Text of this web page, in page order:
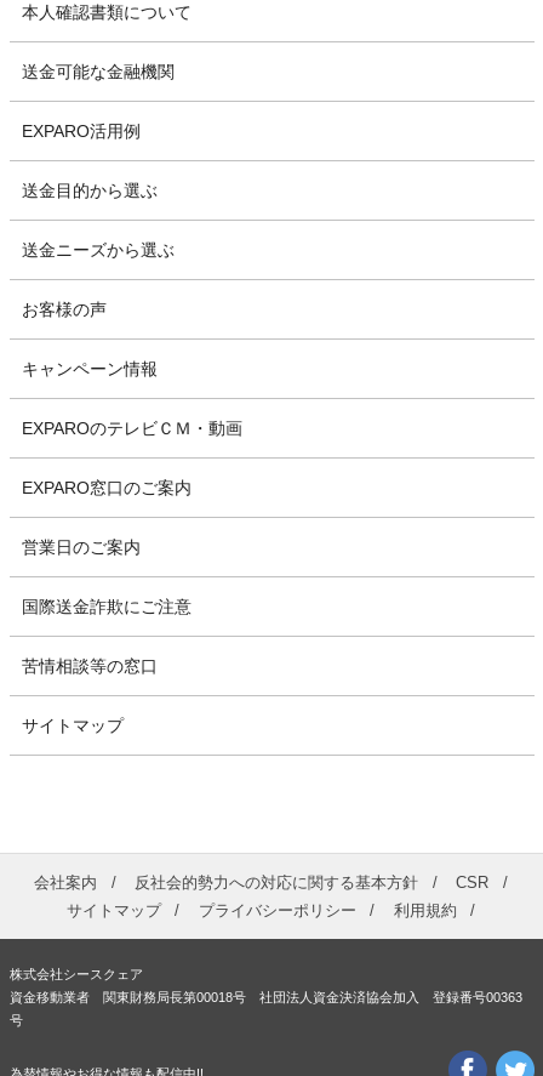
本人確認書類について
送金可能な金融機関
EXPARO活用例
送金目的から選ぶ
送金ニーズから選ぶ
お客様の声
キャンペーン情報
EXPAROのテレビＣＭ・動画
EXPARO窓口のご案内
営業日のご案内
国際送金詐欺にご注意
苦情相談等の窓口
サイトマップ
会社案内 反社会的勢力への対応に関する基本方針
CSR
サイトマップ
プライバシーポリシー 利用規約
株式会社シースクェア
資金移動業者 関東財務局長第00018号 社団法人資金決済協会加入 登録番号00363
号